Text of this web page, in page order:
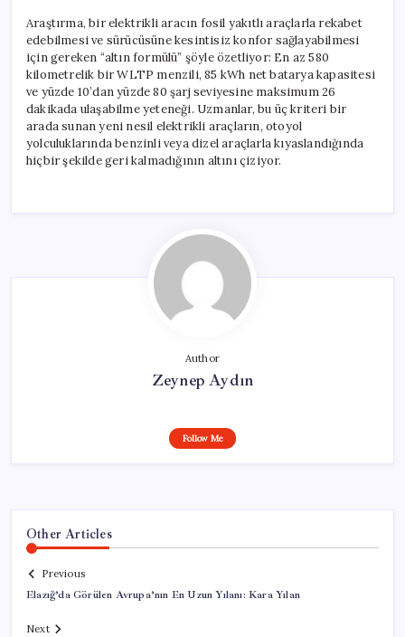
Araştırma, bir elektrikli aracın fosil yakıtlı araçlarla rekabet
edebilmesi ve sürücüsüne kesintisiz konfor sağlayabilmesi
için gereken “altın formülü” şöyle özetliyor: En az 580
kilometrelik bir WLTP menzili, 85 kWh net batarya kapasitesi
ve yüzde 10’dan yüzde 80 şarj seviyesine maksimum 26
dakikada ulaşabilme yeteneği. Uzmanlar, bu üç kriteri bir
arada sunan yeni nesil elektrikli araçların, otoyol
yolculuklarında benzinli veya dizel araçlarla kıyaslandığında
hiçbir şekilde geri kalmadığının altını çiziyor.
Author
Zeynep Aydın
Follow Me
Other Articles
Previous
Elazığ’da Görülen Avrupa’nın En Uzun Yılanı: Kara Yılan
Next